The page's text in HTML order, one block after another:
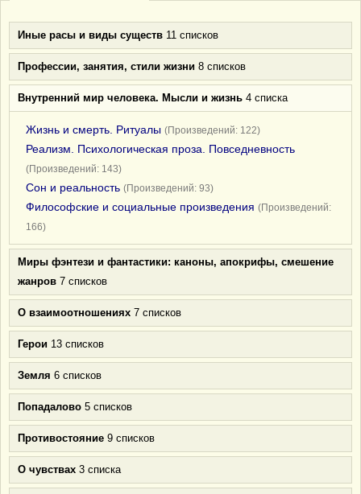
Иные расы и виды существ 11 списков
Профессии, занятия, стили жизни 8 списков
Внутренний мир человека. Мысли и жизнь 4 списка
Жизнь и смерть. Ритуалы (Произведений: 122)
Реализм. Психологическая проза. Повседневность
(Произведений: 143)
Сон и реальность (Произведений: 93)
Философские и социальные произведения (Произведений:
166)
Миры фэнтези и фантастики: каноны, апокрифы, смешение
жанров 7 списков
О взаимоотношениях 7 списков
Герои 13 списков
Земля 6 списков
Попадалово 5 списков
Противостояние 9 списков
О чувствах 3 списка